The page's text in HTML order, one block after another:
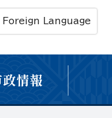
Foreign Language
情報